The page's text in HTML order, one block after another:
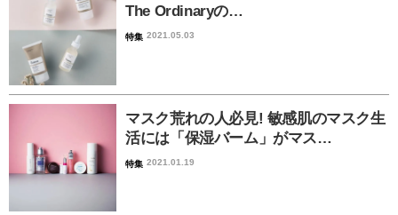
The Ordinaryの…
特集 2021.05.03
マスク荒れの人必見! 敏感肌のマスク生
活には「保湿バーム」がマス…
特集 2021.01.19